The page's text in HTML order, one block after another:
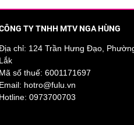
mượt.TY TNHH MTV NGA HÙNG
chỉ: 124 Trần Hưng Đạo,
Lắk
Mã số thuế: 6001171697
Email: hotro@fulu.vn
Hotline: 0973700703